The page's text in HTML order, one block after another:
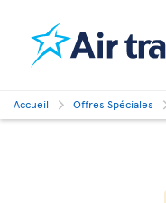
Accueil Offres Spéciales